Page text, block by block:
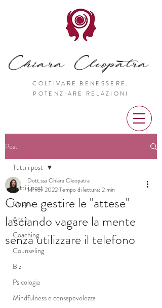
Chiara Cleopatra
COLTIVARE BENESSERE,
POTENZIARE RELAZIONI
Post
Tutti i post
Coppia
Ansia
Coaching
Counseling
Biz
Psicologia
Mindfulness e consapevolezza
Tutti i post
Come gestire le "attese"
lasciando vagare la mente
senza utilizzare il telefono
Dott.ssa Chiara Cleopatra
14 nov 2022Tempo di lettura: 2 min